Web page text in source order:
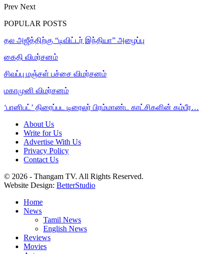
Prev Next
POPULAR POSTS
தல அஜீத்திற்கு “டிவிட்டர் இந்தியா” அழைப்பு
கைதி விமர்சனம்
சிவப்பு மஞ்சள் பச்சை விமர்சனம்
மகாமுனி விமர்சனம்
‘பானிபட்’ திரைப்பட டிரைலர் பிரம்மாண்ட காட்சிகளின் கம்பீர…
About Us
Write for Us
Advertise With Us
Privacy Policy
Contact Us
© 2026 - Thangam TV. All Rights Reserved.
Website Design: BetterStudio
Home
News
Tamil News
English News
Reviews
Movies